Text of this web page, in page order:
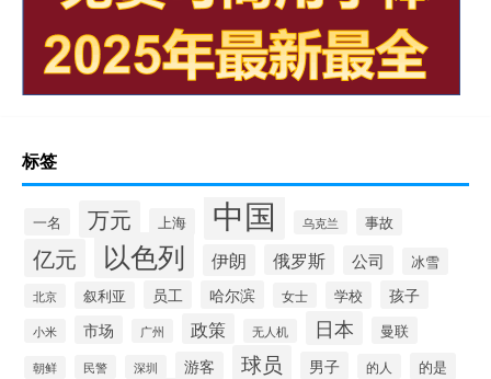
标签
一名 万元 上海 中国 乌克兰 事故
亿元 以色列 伊朗 俄罗斯 公司 冰雪
北京 叙利亚 员工 哈尔滨 女士 学校 孩子
小米 市场 广州 政策 无人机 日本 曼联
朝鲜 民警 深圳 游客 球员 男子 的人 的是